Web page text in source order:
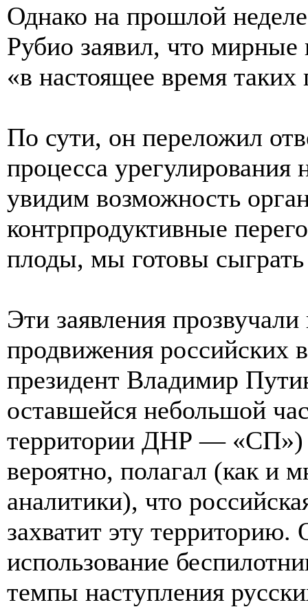
Однако на прошлой
Рубио заявил, что
«в настоящее время таких
По сути, он переложил
процесса
увидим возможность
контрпродуктивные
плоды, мы готовы сыграть
Эти заявления
продвижения российских
президент Владимир
оставшейся небольшой
территории ДНР — «СП»)
вероятно, полагал (как и
аналитики), что
захватит эту территорию.
использование
темпы наступления